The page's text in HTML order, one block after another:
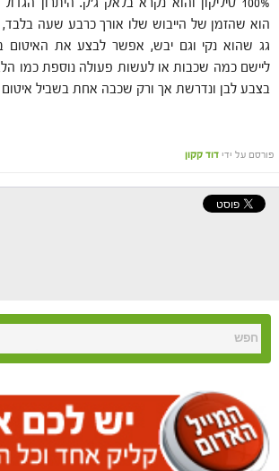
100% סיליקון והוא נקרא בלאק ג'ק. היתרון
הוא שהזמן של הייבוש שלו אורך כרבע שעה
גג שהוא נקי וגם יבש, אפשר לבצע את האיטום
ליישם כמה שכבות או לעשות פעולה נוספת כמו
בצבע לבן ונדרשת אך ורק שכבה אחת בשביל
פורסם על ידי דוד קקון